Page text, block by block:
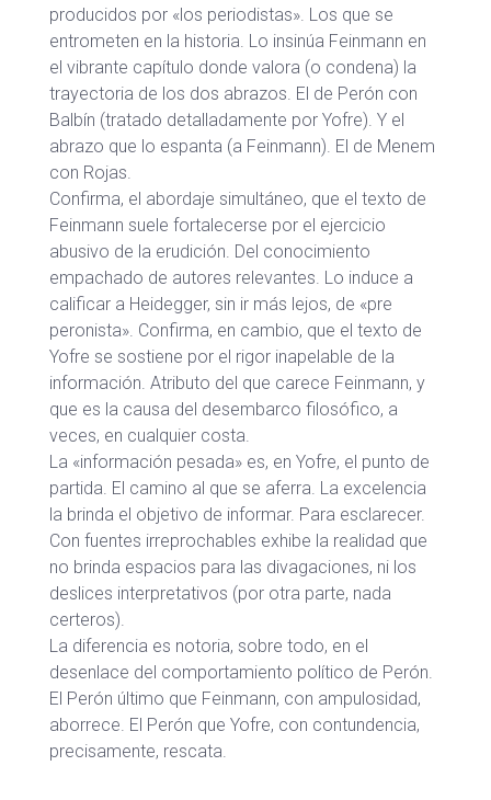
producidos por «los periodistas». Los que se
entrometen en la historia. Lo insinúa Feinmann en
el vibrante capítulo donde valora (o condena) la
trayectoria de los dos abrazos. El de Perón con
Balbín (tratado detalladamente por Yofre). Y el
abrazo que lo espanta (a Feinmann). El de Menem
con Rojas.
Confirma, el abordaje simultáneo, que el texto de
Feinmann suele fortalecerse por el ejercicio
abusivo de la erudición. Del conocimiento
empachado de autores relevantes. Lo induce a
calificar a Heidegger, sin ir más lejos, de «pre
peronista». Confirma, en cambio, que el texto de
Yofre se sostiene por el rigor inapelable de la
información. Atributo del que carece Feinmann, y
que es la causa del desembarco filosófico, a
veces, en cualquier costa.
La «información pesada» es, en Yofre, el punto de
partida. El camino al que se aferra. La excelencia
la brinda el objetivo de informar. Para esclarecer.
Con fuentes irreprochables exhibe la realidad que
no brinda espacios para las divagaciones, ni los
deslices interpretativos (por otra parte, nada
certeros).
La diferencia es notoria, sobre todo, en el
desenlace del comportamiento político de Perón.
El Perón último que Feinmann, con ampulosidad,
aborrece. El Perón que Yofre, con contundencia,
precisamente, rescata.